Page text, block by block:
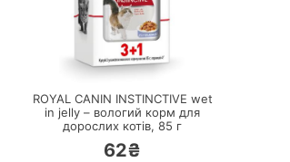
ПЕРЕЙТИ
ROYAL CANIN INSTINCTIVE wet
in jelly – вологий корм для
дорослих котів, 85 г
62₴